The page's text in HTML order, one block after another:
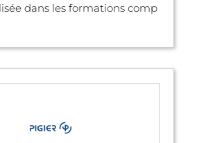
dans les formations comp